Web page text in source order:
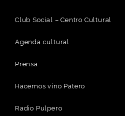
Club Social – Centro Cultural
Agenda cultural
Prensa
Hacemos vino Patero
Radio Pulpero